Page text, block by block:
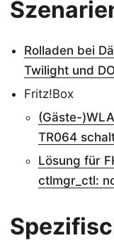
Rolladen bei
Twilight und
Fritz!Box
(Gäste-
TR064
Lösung für
ctlmgr_ctl: